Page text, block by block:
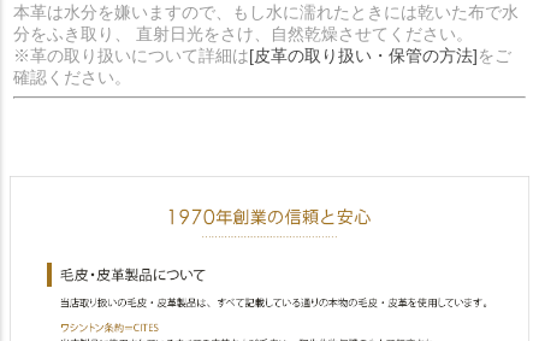
本革は水分を嫌いますので、もし水に濡れたときには乾いた布で水
分をふき取り、 直射日光をさけ、自然乾燥させてください。
※革の取り扱いについて詳細は[皮革の取り扱い・保管の方法]をご
確認ください。